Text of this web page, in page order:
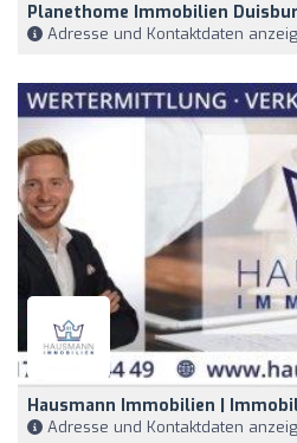
Planethome Immobilien
Adresse und Kontaktdaten
Hausmann Immobilien |
Adresse und Kontaktdaten